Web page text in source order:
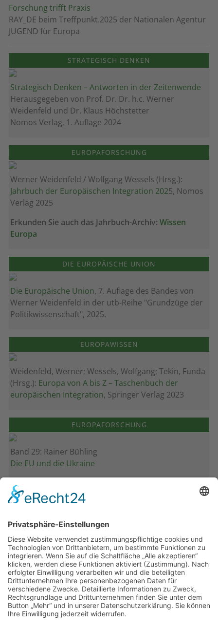
Forschung trifft Praxis
RAY_DE beim Treffpunkt.2025 der Nationalen Agentur
JUGEND für Europa
STRATEGISCH DENKEN
Strategisch Denken – Antworten in der Zeitenwende
Herausgegeben von Prof. Dr. Dr. h.c. Werner
Weidenfeld und Dr. Klaus Höchstetter
Nomos Verlag, 1. Auflage 2024
EUROPAFORSCHUNG
Werner Weidenfeld / Wolfgang Wessels (Hrsg.):
Jahrbuch der Europäischen Integration 2025, Nomos
Verlag 2025
Erkunden Sie auch das Jahrbuch-Archiv: Wissen
Europa
DIE EUROPÄISCHE UNION
Die Europäische Union, 7. Auflage des Bandes von
Werner Weidenfeld in der utb-Reihe "Grundzüge der
Politikwissenschaft", 2025.
EUROPAWISSEN
Weidenfeld, Werner; Wessels, Wolfgang; Tekin, Funda
(Hrsg.): Europa von A bis Z – Taschenbuch der
europäischen Integration, Springer Verlag 2023
EUROPAFORSCHUNG
Band 29: Rainer Bühling
Die EU und die Ukraine
Band 28: Andrea Zeller
Eurorettung um jeden Preis?
Band 27: Thomas Jansen
Europa verstehen
Band 26: Andreas Öffner
Die Macht der Interessen
Band 25: Edmund Ratka
Deutschlands Mittelmeerpolitik